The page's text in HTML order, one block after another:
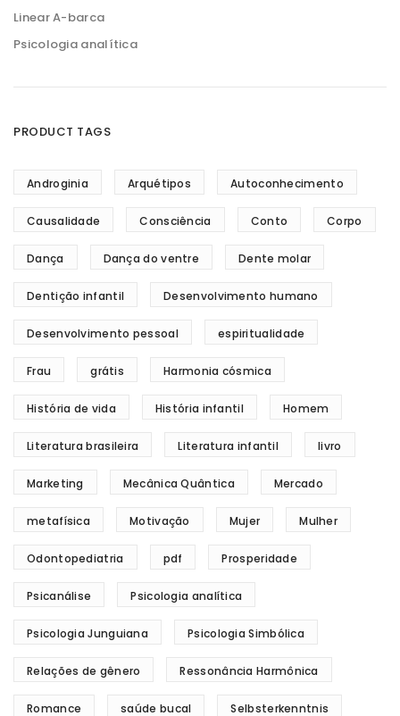
Linear A-barca
Psicologia analítica
PRODUCT TAGS
Androginia Arquétipos Autoconhecimento
Causalidade Consciência Conto Corpo
Dança Dança do ventre Dente molar
Dentição infantil Desenvolvimento humano
Desenvolvimento pessoal espiritualidade
Frau grátis Harmonia cósmica
História de vida História infantil Homem
Literatura brasileira Literatura infantil livro
Marketing Mecânica Quântica Mercado
metafísica Motivação Mujer Mulher
Odontopediatria pdf Prosperidade
Psicanálise Psicologia analítica
Psicologia Junguiana Psicologia Simbólica
Relações de gênero Ressonância Harmônica
Romance saúde bucal Selbsterkenntnis